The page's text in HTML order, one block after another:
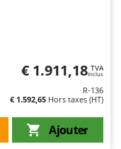
€ 1.911,18 TVA
Inclus
R-136
€ 1.592,65 Hors taxes (HT)
Ajouter